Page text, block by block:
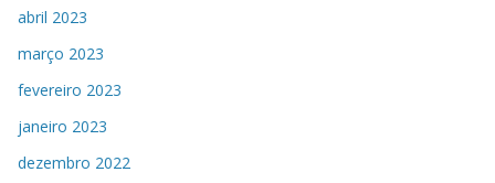
abril 2023
março 2023
fevereiro 2023
janeiro 2023
dezembro 2022